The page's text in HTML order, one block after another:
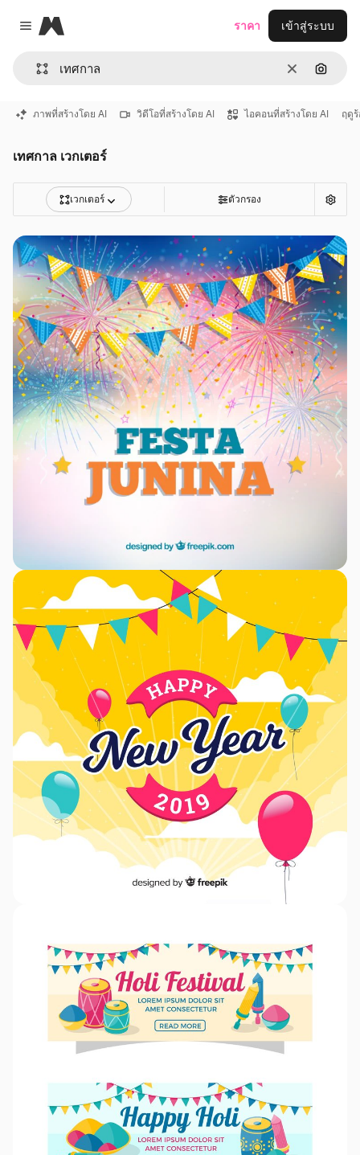
Close menu
Magnific
ชัดเจนค้นหา
ราคา เข้าสู่ระบบ
ภาพที่สร้างโดย AI วิดีโอที่สร้างโดย AI ไอคอนที่สร้างโดย AI ฤดู
เทศกาล เวกเตอร์
เวกเตอร์ ตัวกรอง